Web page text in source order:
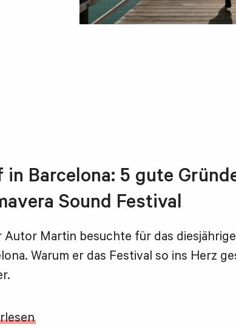
in Barcelona: 5 gute
Sound Festival
Autor Martin besuchte für das
Warum er das Festival so ins Herz